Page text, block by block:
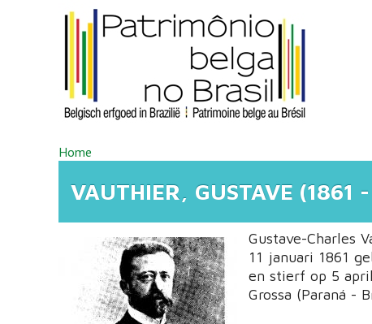
Overslaan en naar de inhoud gaan
U BENT HIER
Home
VAUTHIER, GUSTAVE (1861
Gustave-Charles
11 januari 1861
en stierf op 5
Grossa (Paraná -